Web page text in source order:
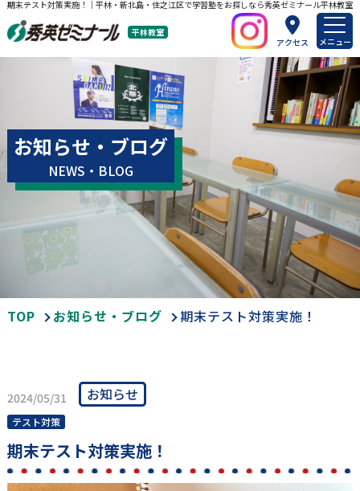
期末テスト対策実施！｜平林・新北島・住之江区で学習塾をお探しなら秀英ゼミナール平林教室
平林教室
アクセス
メニュー
お知らせ・ブログ
NEWS・BLOG
TOP お知らせ・ブログ 期末テスト対策実施！
2024/05/31 お知らせ
テスト対策
期末テスト対策実施！